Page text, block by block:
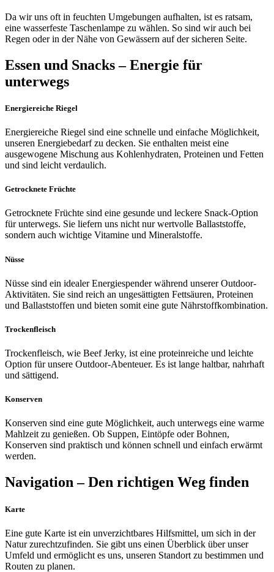
Da wir uns oft in feuchten Umgebungen aufhalten, ist es ratsam,
eine wasserfeste Taschenlampe zu wählen. So sind wir auch bei
Regen oder in der Nähe von Gewässern auf der sicheren Seite.
Essen und Snacks – Energie für
unterwegs
Energiereiche Riegel
Energiereiche Riegel sind eine schnelle und einfache Möglichkeit,
unseren Energiebedarf zu decken. Sie enthalten meist eine
ausgewogene Mischung aus Kohlenhydraten, Proteinen und Fetten
und sind leicht verdaulich.
Getrocknete Früchte
Getrocknete Früchte sind eine gesunde und leckere Snack-Option
für unterwegs. Sie liefern uns nicht nur wertvolle Ballaststoffe,
sondern auch wichtige Vitamine und Mineralstoffe.
Nüsse
Nüsse sind ein idealer Energiespender während unserer Outdoor-
Aktivitäten. Sie sind reich an ungesättigten Fettsäuren, Proteinen
und Ballaststoffen und bieten somit eine gute Nährstoffkombination.
Trockenfleisch
Trockenfleisch, wie Beef Jerky, ist eine proteinreiche und leichte
Option für unsere Outdoor-Abenteuer. Es ist lange haltbar, nahrhaft
und sättigend.
Konserven
Konserven sind eine gute Möglichkeit, auch unterwegs eine warme
Mahlzeit zu genießen. Ob Suppen, Eintöpfe oder Bohnen,
Konserven sind praktisch und können schnell und einfach erwärmt
werden.
Navigation – Den richtigen Weg finden
Karte
Eine gute Karte ist ein unverzichtbares Hilfsmittel, um sich in der
Natur zurechtzufinden. Sie gibt uns einen Überblick über unser
Umfeld und ermöglicht es uns, unseren Standort zu bestimmen und
Routen zu planen.